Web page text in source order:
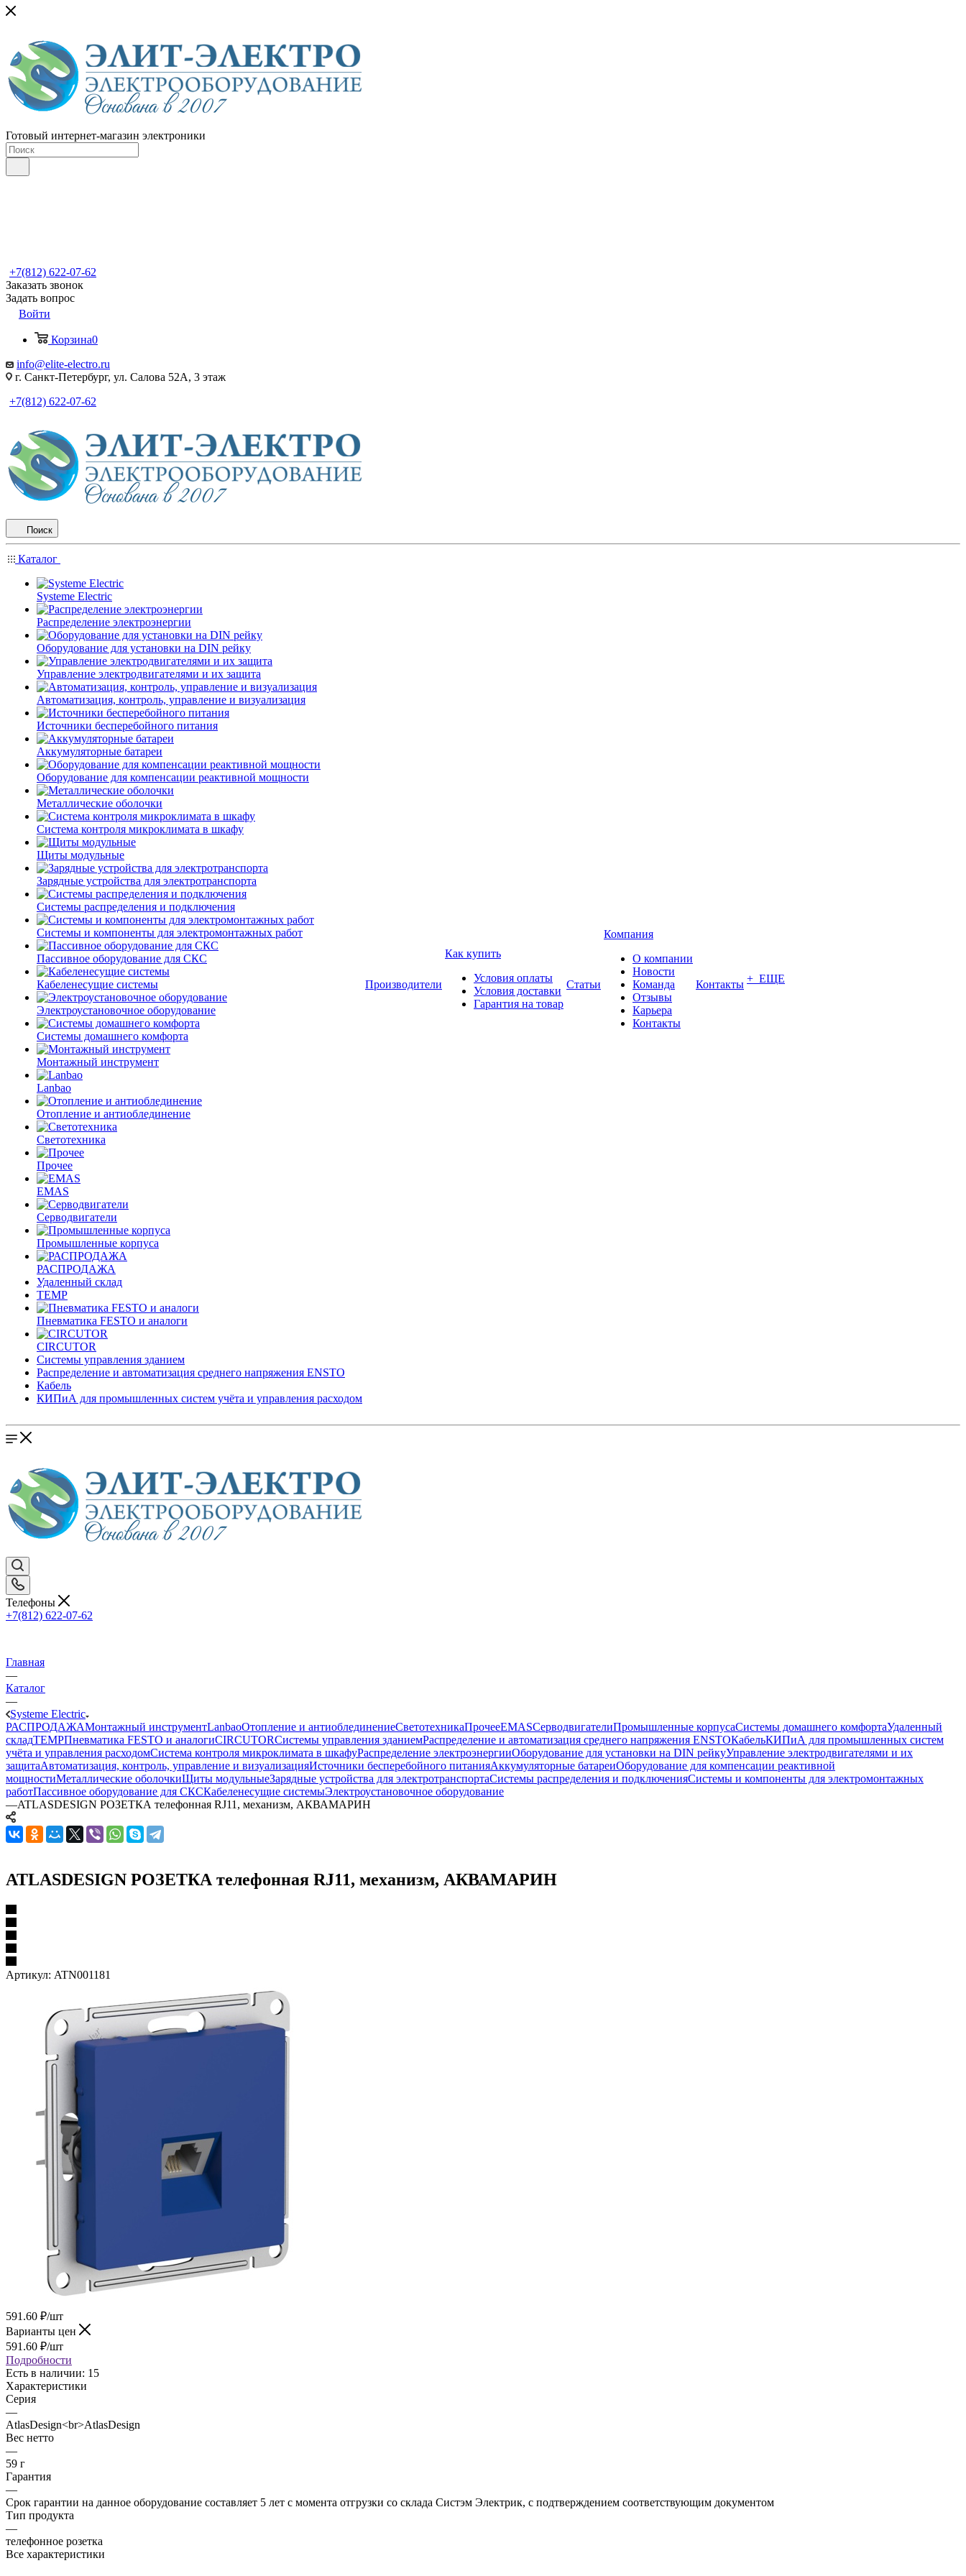
Готовый интернет-магазин электроники
+7(812) 622-07-62
Заказать звонок
Задать вопрос
Войти
Корзина0
info@elite-electro.ru
г. Санкт-Петербург, ул. Салова 52А, 3 этаж
+7(812) 622-07-62
Поиск
Каталог
Systeme Electric
Распределение электроэнергии
Оборудование для установки на DIN рейку
Управление электродвигателями и их защита
Автоматизация, контроль, управление и визуализация
Источники бесперебойного питания
Аккумуляторные батареи
Оборудование для компенсации реактивной мощности
Металлические оболочки
Система контроля микроклимата в шкафу
Щиты модульные
Зарядные устройства для электротранспорта
Системы распределения и подключения
Системы и компоненты для электромонтажных работ
Пассивное оборудование для СКС
Кабеленесущие системы
Электроустановочное оборудование
Системы домашнего комфорта
Монтажный инструмент
Lanbao
Отопление и антиоблединение
Светотехника
Прочее
EMAS
Cерводвигатели
Промышленные корпуса
РАСПРОДАЖА
Удаленный склад
TEMP
Пневматика FESTO и аналоги
CIRCUTOR
Системы управления зданием
Распределение и автоматизация среднего напряжения ENSTO
Кабель
КИПиА для промышленных систем учёта и управления расходом
Производители
Как купить
Условия оплаты
Условия доставки
Гарантия на товар
Статьи
Компания
О компании
Новости
Команда
Отзывы
Карьера
Контакты
Контакты + ЕЩЕ
Телефоны
+7(812) 622-07-62
Главная
—
Каталог
—
Systeme Electric
РАСПРОДАЖАМонтажный инструментLanbaoОтопление и антиоблединениеСветотехникаПрочееEMASCерводвигателиПромышленные корпусаСистемы домашнего комфортаУдаленный
складTEMPПневматика FESTO и аналогиCIRCUTORСистемы управления зданиемРаспределение и автоматизация среднего напряжения ENSTOКабельКИПиА для промышленных систем
учёта и управления расходомСистема контроля микроклимата в шкафуРаспределение электроэнергииОборудование для установки на DIN рейкуУправление электродвигателями и их
защитаАвтоматизация, контроль, управление и визуализацияИсточники бесперебойного питанияАккумуляторные батареиОборудование для компенсации реактивной
мощностиМеталлические оболочкиЩиты модульныеЗарядные устройства для электротранспортаСистемы распределения и подключенияСистемы и компоненты для электромонтажных
работПассивное оборудование для СКСКабеленесущие системыЭлектроустановочное оборудование
—ATLASDESIGN РОЗЕТКА телефонная RJ11, механизм, АКВАМАРИН
ATLASDESIGN РОЗЕТКА телефонная RJ11, механизм, АКВАМАРИН
Артикул: ATN001181
591.60 ₽/шт
Варианты цен
591.60 ₽/шт
Подробности
Есть в наличии: 15
Характеристики
Серия
—
AtlasDesign<br>AtlasDesign
Вес нетто
—
59 г
Гарантия
—
Срок гарантии на данное оборудование составляет 5 лет с момента отгрузки со склада Систэм Электрик, с подтверждением соответствующим документом
Тип продукта
—
телефонное розетка
Все характеристики